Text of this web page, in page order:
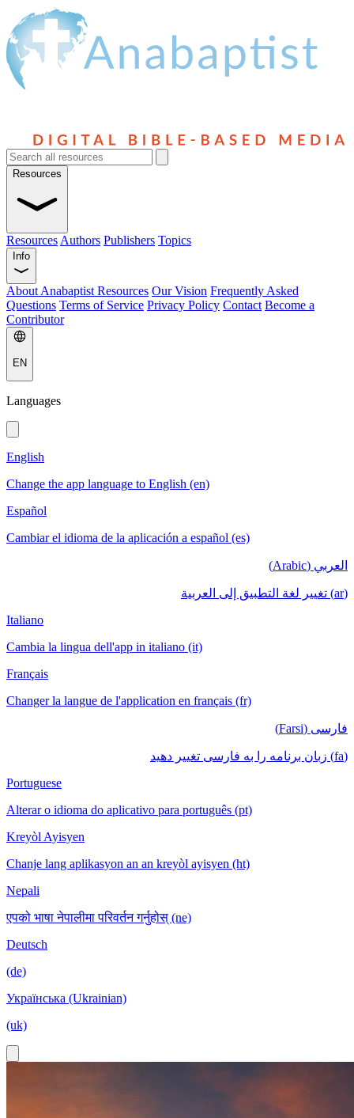
Resources
Resources Authors Publishers Topics
Info
About Anabaptist Resources Our Vision Frequently Asked
Questions Terms of Service Privacy Policy Contact Become a
Contributor
EN
Languages
English
Change the app language to English (en)
Español
Cambiar el idioma de la aplicación a español (es)
العربي (Arabic)
(ar) تغيير لغة التطبيق إلى العربية
Italiano
Cambia la lingua dell'app in italiano (it)
Français
Changer la langue de l'application en français (fr)
فارسی (Farsi)
(fa) زبان برنامه را به فارسی تغییر دهید
Portuguese
Alterar o idioma do aplicativo para português (pt)
Kreyòl Ayisyen
Chanje lang aplikasyon an an kreyòl ayisyen (ht)
Nepali
एपको भाषा नेपालीमा परिवर्तन गर्नुहोस् (ne)
Deutsch
(de)
Українська (Ukrainian)
(uk)